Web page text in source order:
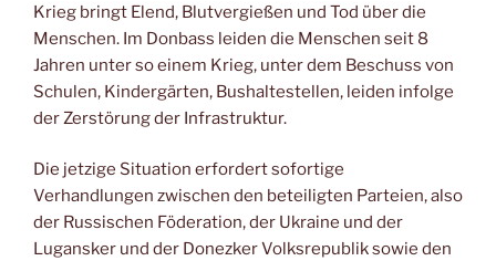
Krieg bringt Elend, Blutvergießen und Tod über die
Menschen. Im Donbass leiden die Menschen seit 8
Jahren unter so einem Krieg, unter dem Beschuss von
Schulen, Kindergärten, Bushaltestellen, leiden infolge
der Zerstörung der Infrastruktur.
Die jetzige Situation erfordert sofortige
Verhandlungen zwischen den beteiligten Parteien, also
der Russischen Föderation, der Ukraine und der
Lugansker und der Donezker Volksrepublik sowie den